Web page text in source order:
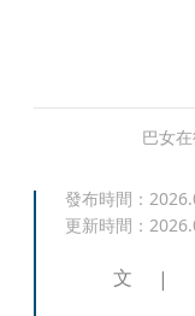
巴女
發布時間：
更新時間：
文